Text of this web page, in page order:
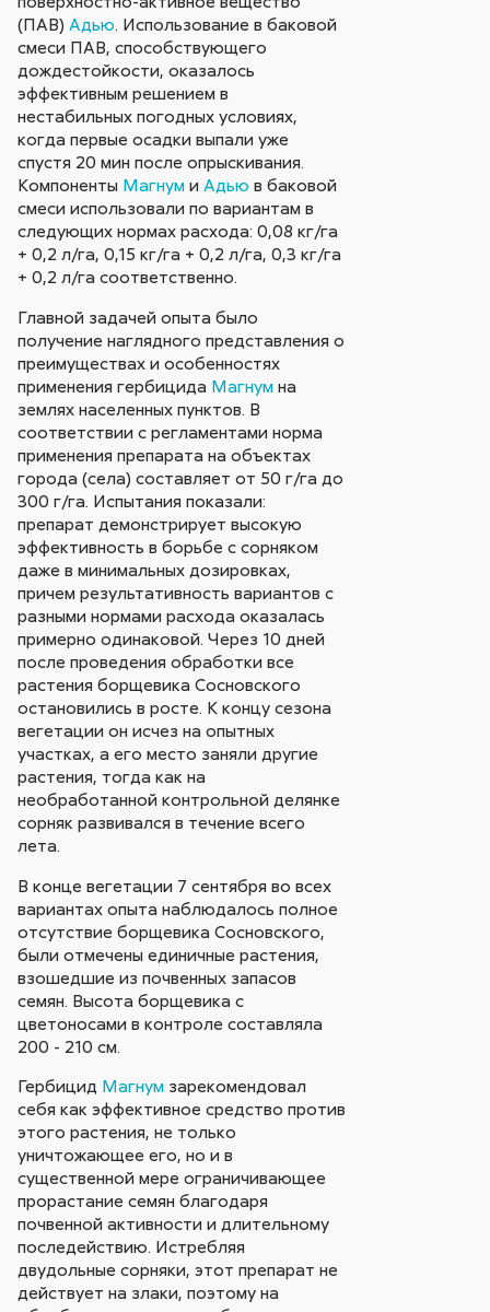
(ПАВ)Адью. Использование в баковой
смеси ПАВ, способствующего
дождестойкости, оказалось
эффективным решением в
нестабильных погодных условиях,
когда первые осадки выпали уже
спустя 20 мин после опрыскивания.
Компоненты Магнум иАдью в баковой
смеси использовали по вариантам в
следующих нормах расхода: 0,08 кг/га
+ 0,2 л/га, 0,15 кг/га + 0,2 л/га, 0,3 кг/га
+ 0,2 л/га соответственно.
Главной задачей опыта было
получение наглядного представления о
преимуществах и особенностях
применения гербицида Магнум на
землях населенных пунктов. В
соответствии с регламентами норма
применения препарата на объектах
города (села) составляет от 50 г/га до
300 г/га. Испытания показали:
препарат демонстрирует высокую
эффективность в борьбе с сорняком
даже в минимальных дозировках,
причем результативность вариантов с
разными нормами расхода оказалась
примерно одинаковой. Через 10 дней
после проведения обработки все
растения борщевика Сосновского
остановились в росте. К концу сезона
вегетации он исчез на опытных
участках, а его место заняли другие
растения, тогда как на
необработанной контрольной делянке
сорняк развивался в течение всего
лета.
В конце вегетации 7 сентября во всех
вариантах опыта наблюдалось полное
отсутствие борщевика Сосновского,
были отмечены единичные растения,
взошедшие из почвенных запасов
семян. Высота борщевика с
цветоносами в контроле составляла
200 - 210 см.
Гербицид Магнум зарекомендовал
себя как эффективное средство против
этого растения, не только
уничтожающее его, но и в
существенной мере ограничивающее
прорастание семян благодаря
почвенной активности и длительному
последействию. Истребляя
двудольные сорняки, этот препарат не
действует на злаки, поэтому на